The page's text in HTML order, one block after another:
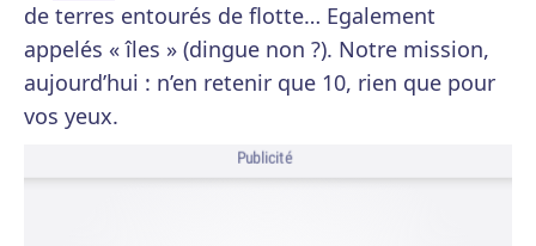
de terres entourés de flotte… Egalement
appelés « îles » (dingue non ?). Notre mission,
aujourd’hui : n’en retenir que 10, rien que pour
vos yeux.
Publicité